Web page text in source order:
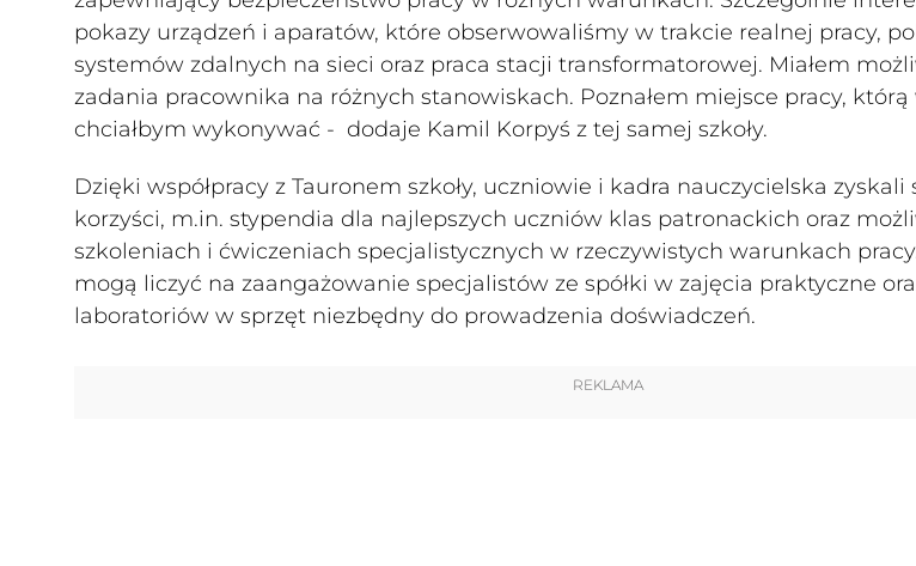
pokazy urządzeń i aparatów, które obserwowaliśmy w trakcie realnej pracy,
systemów zdalnych na sieci oraz praca stacji transformatorowej. Miałem
zadania pracownika na różnych stanowiskach. Poznałem miejsce pracy, którą
chciałbym wykonywać - dodaje Kamil Korpyś z tej samej szkoły.
Dzięki współpracy z Tauronem szkoły, uczniowie i kadra nauczycielska
korzyści, m.in. stypendia dla najlepszych uczniów klas patronackich oraz
szkoleniach i ćwiczeniach specjalistycznych w rzeczywistych warunkach
mogą liczyć na zaangażowanie specjalistów ze spółki w zajęcia praktyczne
laboratoriów w sprzęt niezbędny do prowadzenia doświadczeń.
REKLAMA